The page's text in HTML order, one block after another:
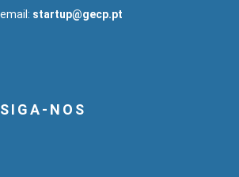
email: startup@gecp.pt
SIGA-NOS